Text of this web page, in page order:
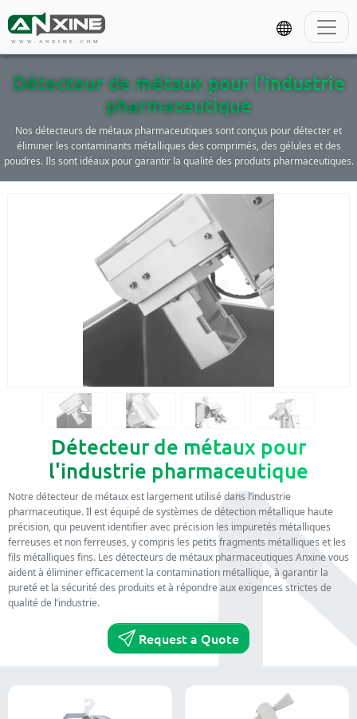
WWW.ANXINE.COM
Détecteur de métaux pour l'industrie
pharmaceutique
Nos détecteurs de métaux pharmaceutiques sont conçus pour détecter et
éliminer les contaminants métalliques des comprimés, des gélules et des
poudres. Ils sont idéaux pour garantir la qualité des produits pharmaceutiques.
Détecteur de métaux pour
l'industrie pharmaceutique
Notre détecteur de métaux est largement utilisé dans l’industrie
pharmaceutique. Il est équipé de systèmes de détection métallique haute
précision, qui peuvent identifier avec précision les impuretés métalliques
ferreuses et non ferreuses, y compris les petits fragments métalliques et les
fils métalliques fins. Les détecteurs de métaux pharmaceutiques Anxine vous
aident à éliminer efficacement la contamination métallique, à garantir la
pureté et la sécurité des produits et à répondre aux exigences strictes de
qualité de l’industrie.
Request a Quote